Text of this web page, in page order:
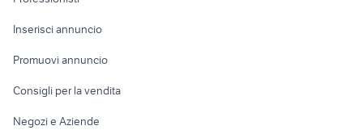
Console e
Fotografia
Inserisci annuncio
Promuovi annuncio
Consigli per la vendita
Negozi e Aziende